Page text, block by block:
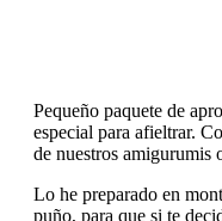
Pequeño paquete de
especial para afieltrar.
de nuestros amigurumis
Lo he preparado en
puño, para que si te